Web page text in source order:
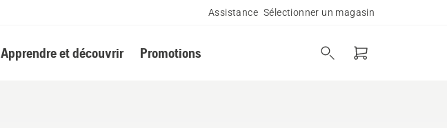
Assistance Sélectionner un magasin
Apprendre et découvrir Promotions